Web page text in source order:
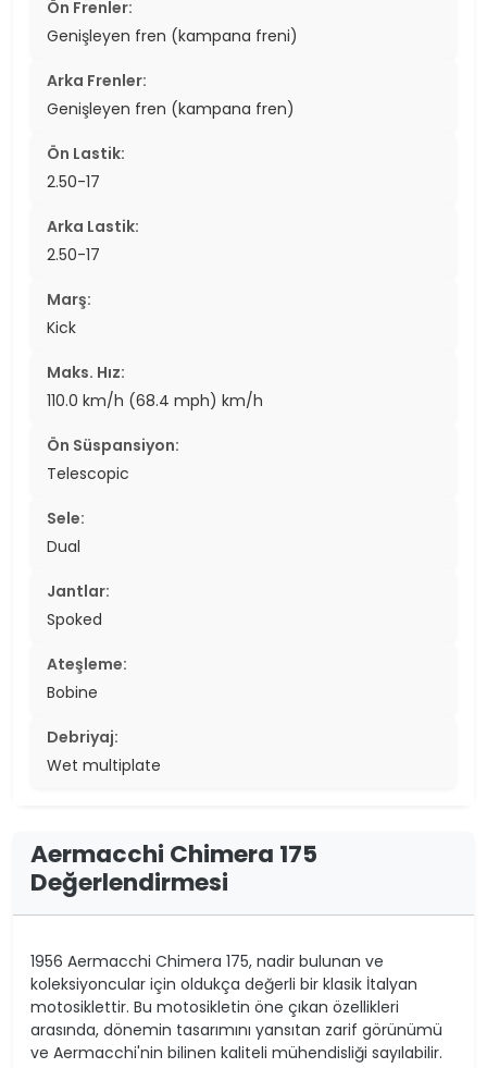
Ön Frenler:
Genişleyen fren (kampana freni)
Arka Frenler:
Genişleyen fren (kampana fren)
Ön Lastik:
2.50-17
Arka Lastik:
2.50-17
Marş:
Kick
Maks. Hız:
110.0 km/h (68.4 mph) km/h
Ön Süspansiyon:
Telescopic
Sele:
Dual
Jantlar:
Spoked
Ateşleme:
Bobine
Debriyaj:
Wet multiplate
Aermacchi Chimera 175
Değerlendirmesi
1956 Aermacchi Chimera 175, nadir bulunan ve
koleksiyoncular için oldukça değerli bir klasik İtalyan
motosiklettir. Bu motosikletin öne çıkan özellikleri
arasında, dönemin tasarımını yansıtan zarif görünümü
ve Aermacchi'nin bilinen kaliteli mühendisliği sayılabilir.